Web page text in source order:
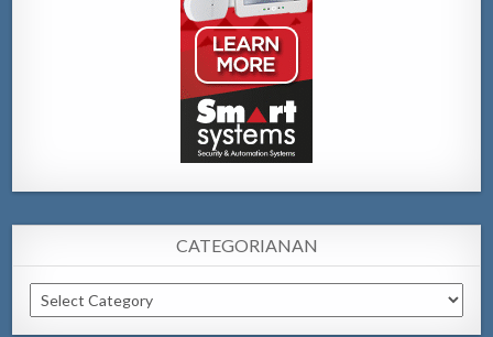
CATEGORIANAN
Categorianan